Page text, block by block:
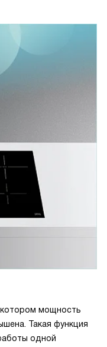
мощность
Такая функция
одной